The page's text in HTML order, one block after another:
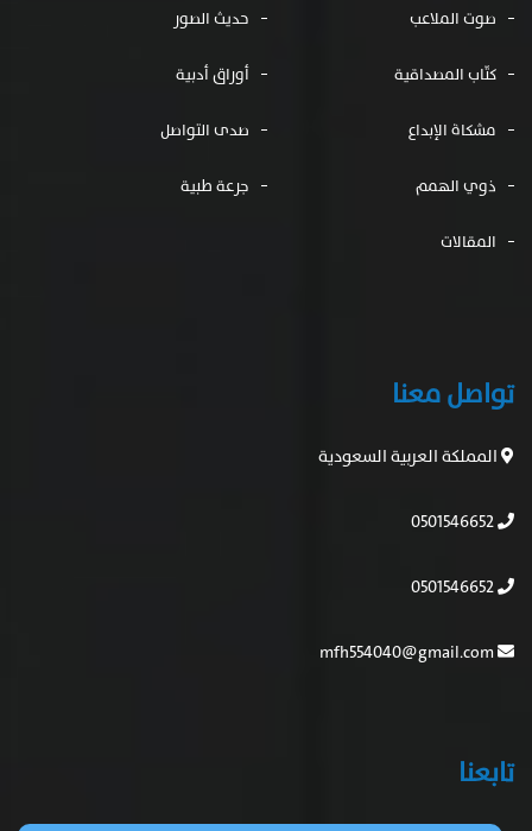
صوت الملاعب حديث الصور
كتّاب المصداقية أوراق أدبية
مشكاة الإبداع صدى التواصل
ذوي الهمم جرعة طبية
المقالات
تواصل معنا
المملكة العربية السعودية
تابعنا